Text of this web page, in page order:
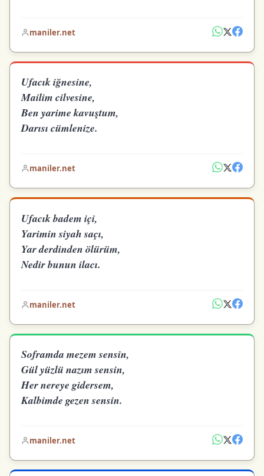
maniler.net
Ufacık iğnesine,
Mailim cilvesine,
Ben yarime kavuştum,
Darısı cümlenize.
maniler.net
Ufacık badem içi,
Yarimin siyah saçı,
Yar derdinden ölürüm,
Nedir bunun ilacı.
maniler.net
Soframda mezem sensin,
Gül yüzlü nazım sensin,
Her nereye gidersem,
Kalbimde gezen sensin.
maniler.net